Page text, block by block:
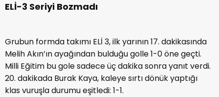
ELİ-3 Seriyi Bozmadı
Grubun formda takımı ELİ 3, ilk yarının 17. dakikasında
Melih Akın’ın ayağından bulduğu golle 1-0 öne geçti.
Milli Eğitim bu gole sadece üç dakika sonra yanıt verdi.
20. dakikada Burak Kaya, kaleye sırtı dönük yaptığı
klas vuruşla durumu eşitledi: 1-1.